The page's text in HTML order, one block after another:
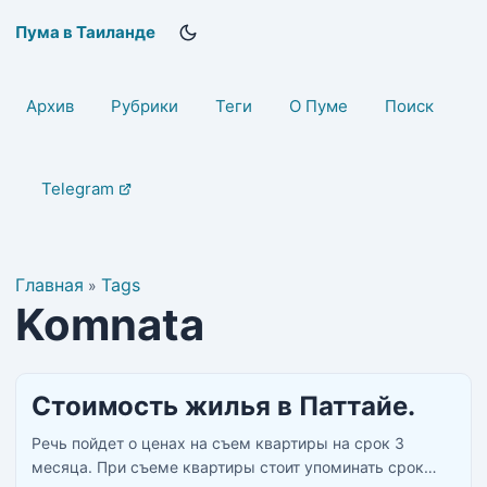
Пума в Таиланде
Архив Рубрики Теги О Пуме Поиск
Telegram
Главная » Tags
Komnata
Стоимость жилья в Паттайе.
Речь пойдет о ценах на съем квартиры на срок 3
месяца. При съеме квартиры стоит упоминать срок